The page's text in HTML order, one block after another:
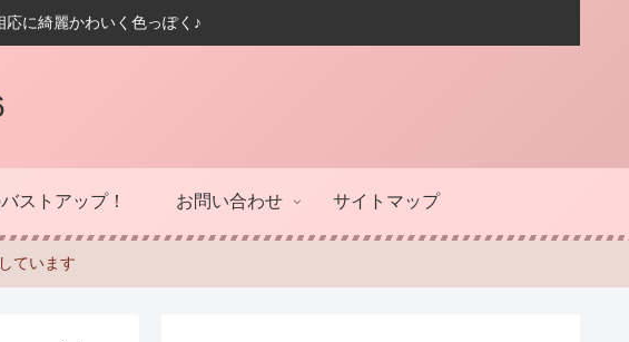
に綺麗かわいく色っぽく♪
ストアップ！ お問い合わせ サイトマップ
ています